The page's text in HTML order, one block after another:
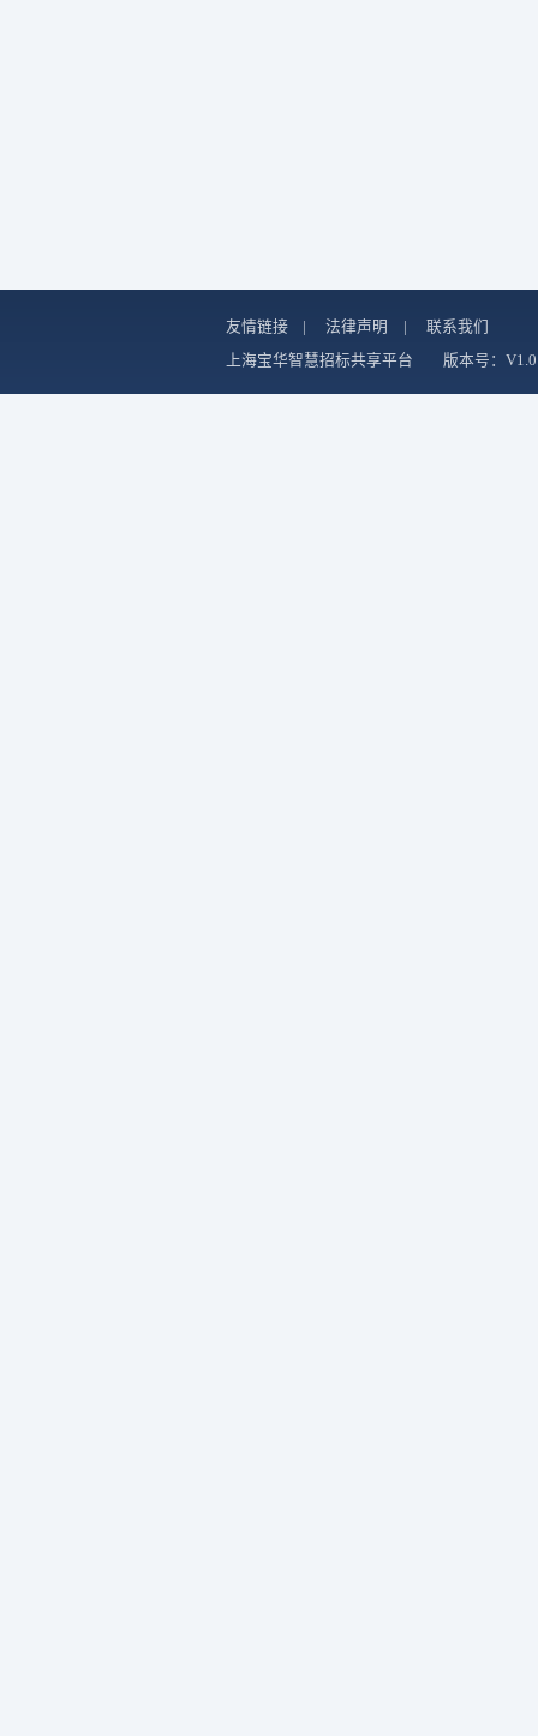
友情链接 | 法律声明 |
联系我们
上海宝华智慧招标共享平台
版本号：V1.0